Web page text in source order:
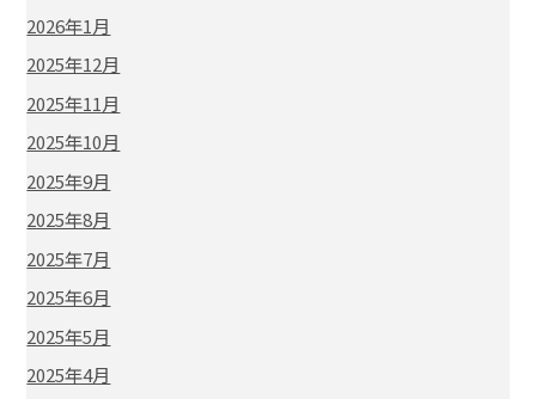
2026年1月
2025年12月
2025年11月
2025年10月
2025年9月
2025年8月
2025年7月
2025年6月
2025年5月
2025年4月